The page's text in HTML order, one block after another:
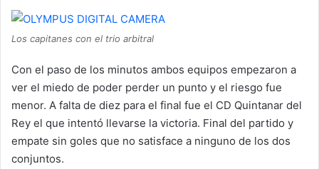
Los capitanes con el trio arbitral
Con el paso de los minutos ambos equipos empezaron a
ver el miedo de poder perder un punto y el riesgo fue
menor. A falta de diez para el final fue el CD Quintanar del
Rey el que intentó llevarse la victoria. Final del partido y
empate sin goles que no satisface a ninguno de los dos
conjuntos.